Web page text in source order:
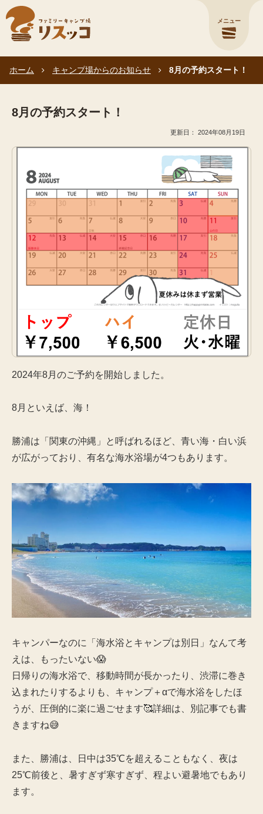
メニュー
ホーム キャンプ場からのお知らせ 8月の予約スタート！
8月の予約スタート！
2024年08月19日
2024年8月のご予約を開始しました。
8月といえば、海！
勝浦は「関東の沖縄」と呼ばれるほど、青い海・白い浜
が広がっており、有名な海水浴場が4つもあります。
キャンパーなのに「海水浴とキャンプは別日」なんて考
えは、もったいない😱
日帰りの海水浴で、移動時間が長かったり、渋滞に巻き
込まれたりするよりも、キャンプ＋αで海水浴をしたほ
うが、圧倒的に楽に過ごせます🥰詳細は、別記事でも書
きますね😅
また、勝浦は、日中は35℃を超えることもなく、夜は
25℃前後と、暑すぎず寒すぎず、程よい避暑地でもあり
ます。